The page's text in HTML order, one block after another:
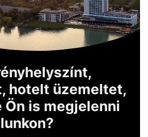
hotelt üzemeltet,
Ön is megjelenni